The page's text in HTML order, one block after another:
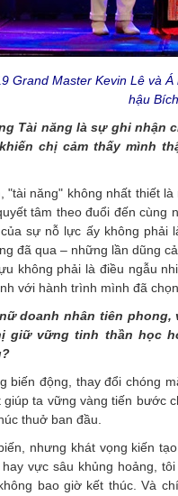
Grand Master Kevin Lê và
hậu
Tài năng là sự ghi nhận
chị cảm thấy mình
"tài năng" không nhất thiết
tâm theo đuổi đến
sự nỗ lực ấy không phải
đã qua – những lần dũng
không phải là điều ngẫu
với hành trình mình đã chọn
doanh nhân tiên
giữ vững tinh thần học
biến động, thay đổi chóng
ta vững vàng tiến bước
thuở ban đầu.
nhưng khát vọng kiến
vực sâu khủng hoảng,
bao giờ kết thúc. Và